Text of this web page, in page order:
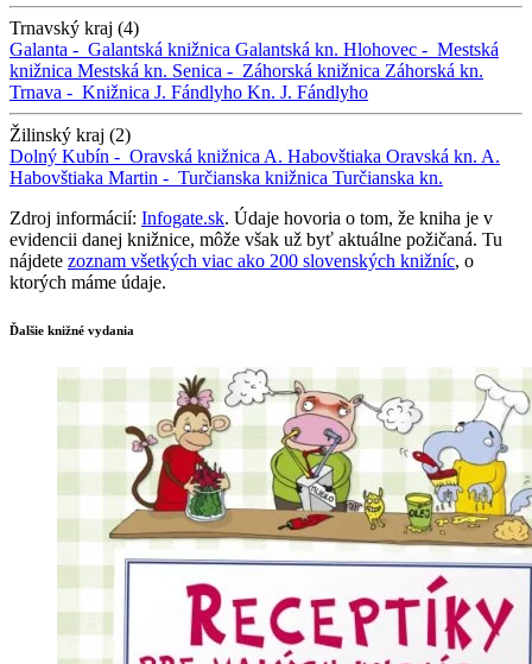
Trnavský kraj (4)
Galanta - Galantská knižnica Galantská kn. Hlohovec - Mestská
knižnica Mestská kn. Senica - Záhorská knižnica Záhorská kn.
Trnava - Knižnica J. Fándlyho Kn. J. Fándlyho
Žilinský kraj (2)
Dolný Kubín - Oravská knižnica A. Habovštiaka Oravská kn. A.
Habovštiaka Martin - Turčianska knižnica Turčianska kn.
Zdroj informácií: Infogate.sk. Údaje hovoria o tom, že kniha je v
evidencii danej knižnice, môže však už byť aktuálne požičaná. Tu
nájdete zoznam všetkých viac ako 200 slovenských knižníc, o
ktorých máme údaje.
Ďalšie knižné vydania